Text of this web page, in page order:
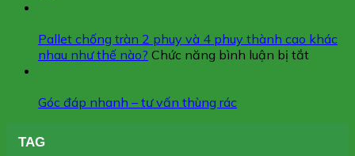
phuy
nhựa
THÙNG
RÁC
LẠI
Pallet chống tràn 2 phuy và 4 phuy thành cao khác
nhau như thế nào? Chức năng bình luận bị tắtở
Góc đáp nhanh – tư vấn thùng rác
TAG